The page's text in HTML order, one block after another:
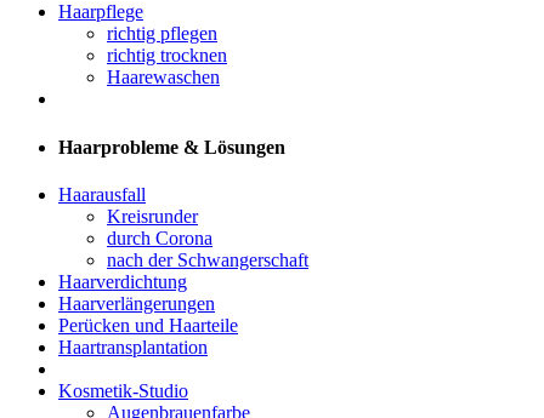
Haarpflege
richtig pflegen
richtig trocknen
Haarewaschen
Haarprobleme & Lösungen
Haarausfall
Kreisrunder
durch Corona
nach der Schwangerschaft
Haarverdichtung
Haarverlängerungen
Perücken und Haarteile
Haartransplantation
Kosmetik-Studio
Augenbrauenfarbe